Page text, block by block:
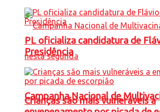
Campanha Nacional de
PL oficializa candidatura de
Presidência
Crianças são mais vulneráveis a